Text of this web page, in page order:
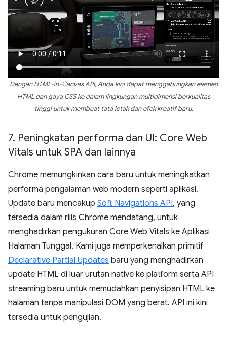
Dengan HTML-in-Canvas API, Anda kini dapat menggabungkan elemen
HTML dan gaya CSS ke dalam lingkungan multidimensi berkualitas
tinggi untuk membuat tata letak dan efek kreatif baru.
7. Peningkatan performa dan UI: Core Web
Vitals untuk SPA dan lainnya
Chrome memungkinkan cara baru untuk meningkatkan
performa pengalaman web modern seperti aplikasi.
Update baru mencakup Soft Navigations API, yang
tersedia dalam rilis Chrome mendatang, untuk
menghadirkan pengukuran Core Web Vitals ke Aplikasi
Halaman Tunggal. Kami juga memperkenalkan primitif
Declarative Partial Updates baru yang menghadirkan
update HTML di luar urutan native ke platform serta API
streaming baru untuk memudahkan penyisipan HTML ke
halaman tanpa manipulasi DOM yang berat. API ini kini
tersedia untuk pengujian.